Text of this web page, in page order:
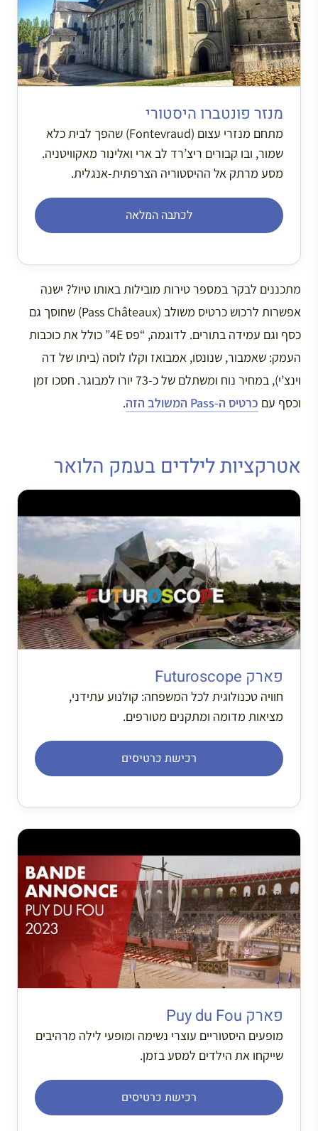
מנזר פונטברו היסטורי
מתחם מנזרי עצום (Fontevraud) שהפך לבית כלא
שמור, ובו קבורים ריצ’רד לב ארי ואלינור מאקוויטניה.
מסע מרתק אל ההיסטוריה הצרפתית-אנגלית.
לכתבה המלאה
מתכננים לבקר במספר טירות מובילות באותו טיול? ישנה
אפשרות לרכוש כרטיס משולב (Pass Châteaux) שחוסך גם
כסף וגם עמידה בתורים. לדוגמה, “פס 4E” כולל את כוכבות
העמק: שאמבור, שנונסו, אמבואז וקלו לוסה (ביתו של דה
וינצ’י), במחיר נוח ומשתלם של כ-73 יורו למבוגר. חסכו זמן
וכסף עם כרטיס ה-Pass המשולב הזה .
אטרקציות לילדים בעמק הלואר
פארק Futuroscope
חוויה טכנולוגית לכל המשפחה: קולנוע עתידני,
מציאות מדומה ומתקנים מטורפים.
רכישת כרטיסים
פארק Puy du Fou
מופעים היסטוריים עוצרי נשימה ומופעי לילה מרהיבים
שייקחו את הילדים למסע בזמן.
רכישת כרטיסים